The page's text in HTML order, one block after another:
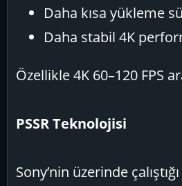
Daha kısa yükleme
Daha stabil 4K
Özellikle 4K 60–120 FPS
PSSR Teknolojisi
Sony’nin üzerinde